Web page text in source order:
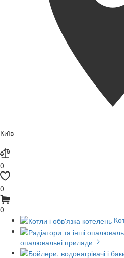
Київ
0
0
0
опалювальні прилади